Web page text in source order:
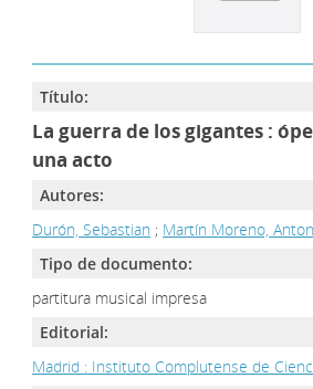
Título:
La guerra de los gigantes :
una acto
Autores:
Durón, Sebastian ; Martín Moreno,
Tipo de documento:
partitura musical impresa
Editorial:
Madrid : Instituto Complutense de